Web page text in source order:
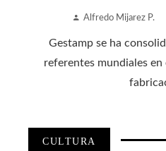
Alfredo Mijarez P.
Gestamp se ha
referentes mundiales
CULTURA